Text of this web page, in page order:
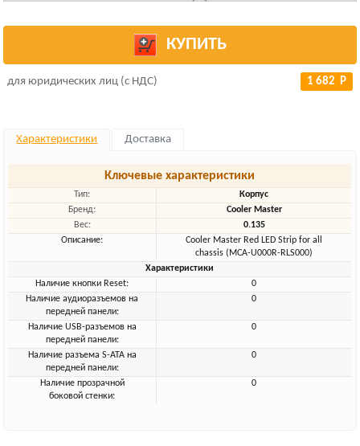
КУПИТЬ
для юридических лиц (с НДС) 1 682 Р
Характеристики Доставка
Ключевые характеристики
Тип:
Корпус
Бренд:
Cooler Master
Вес:
0.135
Описание:
Cooler Master Red LED Strip for all
chassis (MCA-U000R-RLS000)
Характеристики
Наличие кнопки Reset:
0
Наличие аудиоразъемов на
передней панели:
0
Наличие USB-разъемов на
передней панели:
0
Наличие разъема S-ATA на
передней панели:
0
Наличие прозрачной
боковой стенки:
0